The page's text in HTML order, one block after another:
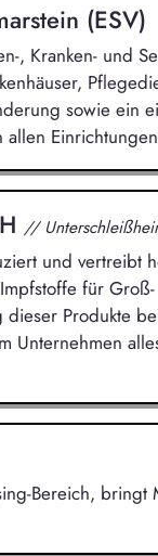
(ESV)
, Kranken- und
sowie ein
//
und vertreibt
für
Produkte
Unternehmen
Bereich,